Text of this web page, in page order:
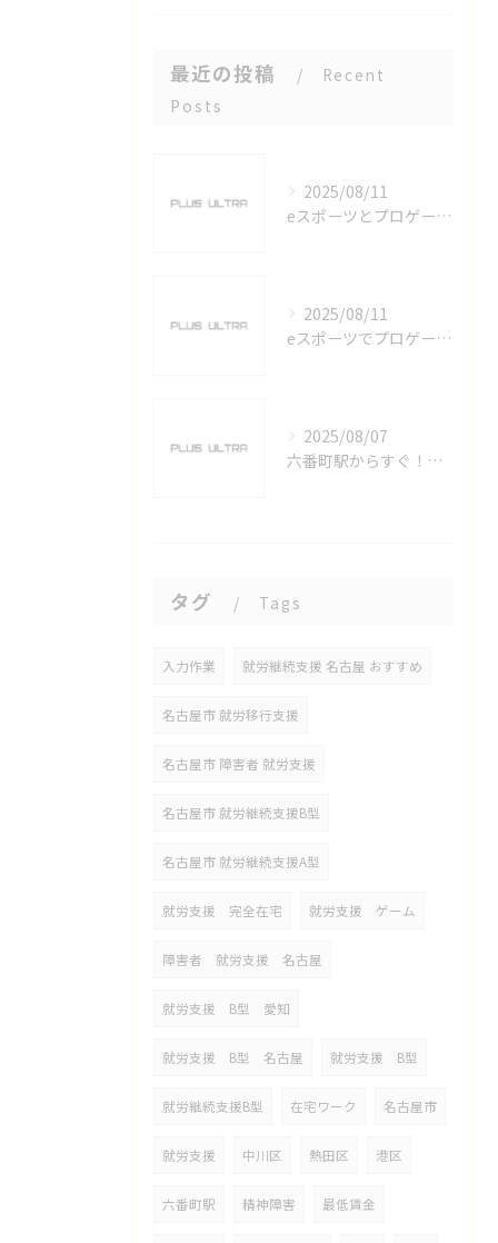
最近の投稿
Recent
Posts
2025/08/11
eスポーツとプロゲーマーを六番町駅で目指すための実践ガイド
2025/08/11
eスポーツでプロゲーマーを目指す愛知県名古屋市の最新キャリアガイド
2025/08/07
六番町駅からすぐ！名古屋のeスポーツ施設で快適なプレイ環境を確保
タグ Tags
入力作業 就労継続支援 名古屋 おすすめ
名古屋市 就労移行支援
名古屋市 障害者 就労支援
名古屋市 就労継続支援B型
名古屋市 就労継続支援A型
就労支援 完全在宅 就労支援 ゲーム
障害者 就労支援 名古屋
就労支援 B型 愛知
就労支援 B型 名古屋 就労支援 B型
就労継続支援B型 在宅ワーク 名古屋市
就労支援 中川区 熱田区 港区
六番町駅 精神障害 最低賃金